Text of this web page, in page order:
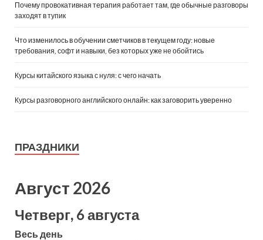
Почему провокативная терапия работает там, где обычные разговоры
заходят в тупик
Что изменилось в обучении сметчиков в текущем году: новые
требования, софт и навыки, без которых уже не обойтись
Курсы китайского языка с нуля: с чего начать
Курсы разговорного английского онлайн: как заговорить уверенно
ПРАЗДНИКИ
Август 2026
Четверг, 6 августа
Весь день